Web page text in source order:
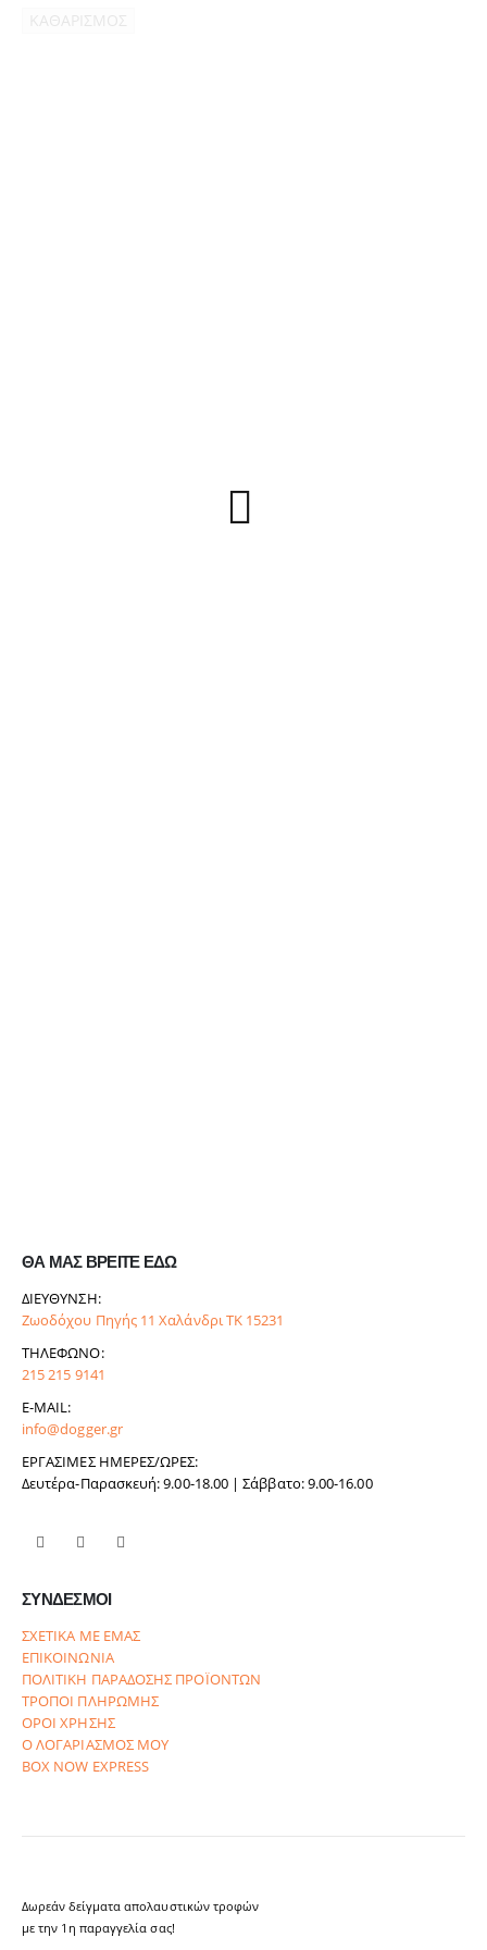
ΘΑ ΜΑΣ ΒΡΕΙΤΕ ΕΔΩ
ΔΙΕΎΘΥΝΣΗ:
Ζωοδόχου Πηγής 11 Χαλάνδρι ΤΚ 15231
ΤΗΛΈΦΩΝΟ:
215 215 9141
E-MAIL:
info@dogger.gr
ΕΡΓΆΣΙΜΕΣ ΗΜΈΡΕΣ/ΏΡΕΣ:
Δευτέρα-Παρασκευή: 9.00-18.00 | Σάββατο: 9.00-16.00
ΣΥΝΔΕΣΜΟΙ
ΣΧΕΤΙΚΑ ΜΕ ΕΜΑΣ
ΕΠΙΚΟΙΝΩΝΙΑ
ΠΟΛΙΤΙΚΗ ΠΑΡΑΔΟΣΗΣ ΠΡΟΪΟΝΤΩΝ
ΤΡΟΠΟΙ ΠΛΗΡΩΜΗΣ
ΟΡΟΙ ΧΡΗΣΗΣ
Ο ΛΟΓΑΡΙΑΣΜΟΣ ΜΟΥ
BOX NOW EXPRESS
Δωρεάν δείγματα απολαυστικών τροφών
με την 1η παραγγελία σας!